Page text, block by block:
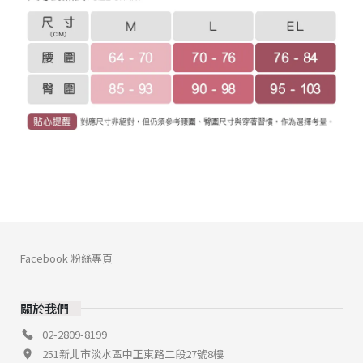
關於我們
02-2809-8199
251新北市淡水區中正東路二段27號8樓
Facebook 粉絲專頁